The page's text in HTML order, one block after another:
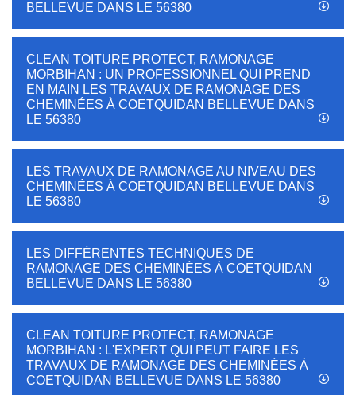
BELLEVUE DANS LE 56380
CLEAN TOITURE PROTECT, RAMONAGE
MORBIHAN : UN PROFESSIONNEL QUI PREND
EN MAIN LES TRAVAUX DE RAMONAGE DES
CHEMINÉES À COETQUIDAN BELLEVUE DANS
LE 56380
LES TRAVAUX DE RAMONAGE AU NIVEAU DES
CHEMINÉES À COETQUIDAN BELLEVUE DANS
LE 56380
LES DIFFÉRENTES TECHNIQUES DE
RAMONAGE DES CHEMINÉES À COETQUIDAN
BELLEVUE DANS LE 56380
CLEAN TOITURE PROTECT, RAMONAGE
MORBIHAN : L'EXPERT QUI PEUT FAIRE LES
TRAVAUX DE RAMONAGE DES CHEMINÉES À
COETQUIDAN BELLEVUE DANS LE 56380